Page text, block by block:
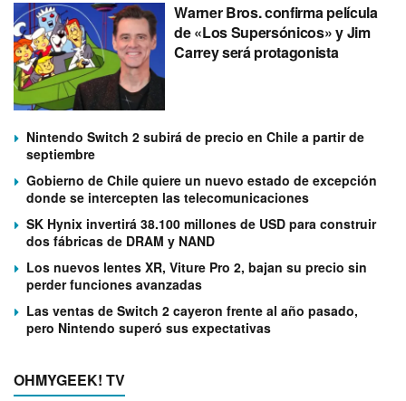
Warner Bros. confirma película
de «Los Supersónicos» y Jim
Carrey será protagonista
Nintendo Switch 2 subirá de precio en Chile a partir de
septiembre
Gobierno de Chile quiere un nuevo estado de excepción
donde se intercepten las telecomunicaciones
SK Hynix invertirá 38.100 millones de USD para construir
dos fábricas de DRAM y NAND
Los nuevos lentes XR, Viture Pro 2, bajan su precio sin
perder funciones avanzadas
Las ventas de Switch 2 cayeron frente al año pasado,
pero Nintendo superó sus expectativas
OHMYGEEK! TV